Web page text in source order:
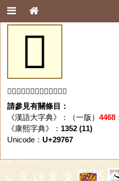
𩝧
「𩝧」字未收錄於本資料庫。
請參見有關條目：
《漢語大字典》：（一版） 4468
《康熙字典》： 1352 (11)
Unicode： U+29767